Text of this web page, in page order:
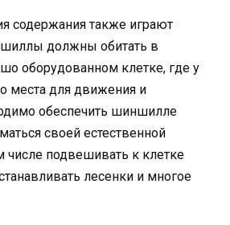
содержания также играют
должны обитать в
оборудованном клетке, где у
места для движения и
обеспечить шиншилле
своей естественной
числе подвешивать к клетке
лесенки и многое